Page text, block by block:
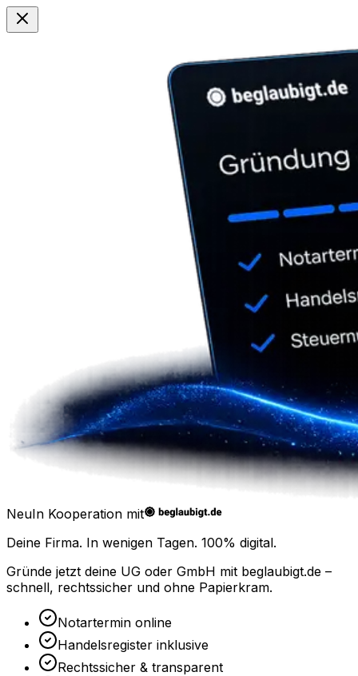
NeuIn Kooperation mit
Deine Firma. In wenigen Tagen. 100% digital.
Gründe jetzt deine UG oder GmbH mit beglaubigt.de –
schnell, rechtssicher und ohne Papierkram.
Notartermin online
Handelsregister inklusive
Rechtssicher & transparent